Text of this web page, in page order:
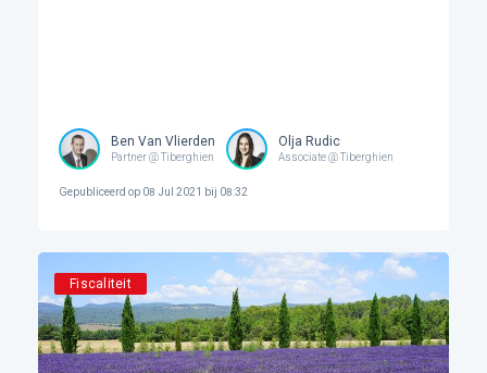
Ben Van Vlierden
Partner @ Tiberghien
Olja Rudic
Associate @ Tiberghien
Gepubliceerd op08 Jul 2021 bij 08:32
Fiscaliteit